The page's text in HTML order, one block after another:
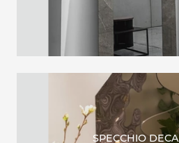
SPECCHIO